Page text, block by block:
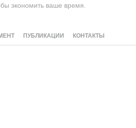
экономить ваше время.
ПУБЛИКАЦИИ КОНТАКТЫ